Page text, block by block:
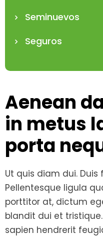
Seminuevos
Seguros
Aenean
in metus
porta
Ut quis diam dui.
Pellentesque ligula
porttitor at, dictum
blandit dui et
sapien hendrerit